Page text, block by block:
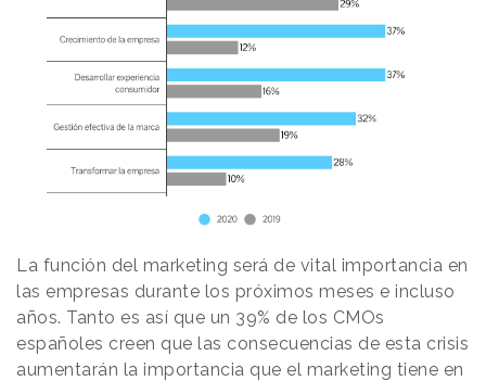
La función del marketing será de vital importancia en
las empresas durante los próximos meses e incluso
años. Tanto es así que un 39% de los CMOs
españoles creen que las consecuencias de esta crisis
aumentarán la importancia que el marketing tiene en